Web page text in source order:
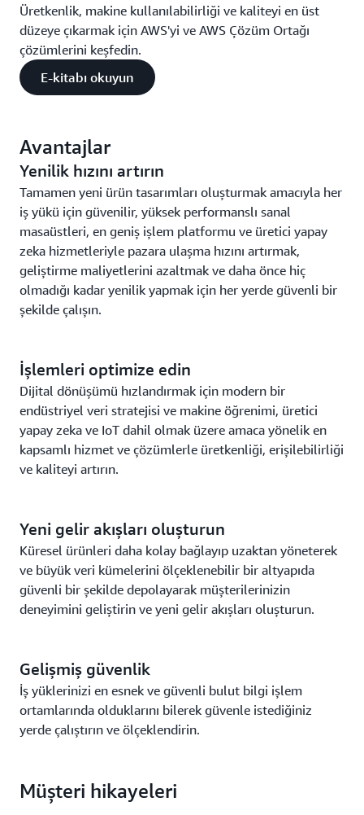
Üretkenlik, makine kullanılabilirliği ve kaliteyi en üst
düzeye çıkarmak için AWS'yi ve AWS Çözüm Ortağı
çözümlerini keşfedin.
E-kitabı okuyun
Avantajlar
Yenilik hızını artırın
Tamamen yeni ürün tasarımları oluşturmak amacıyla her
iş yükü için güvenilir, yüksek performanslı sanal
masaüstleri, en geniş işlem platformu ve üretici yapay
zeka hizmetleriyle pazara ulaşma hızını artırmak,
geliştirme maliyetlerini azaltmak ve daha önce hiç
olmadığı kadar yenilik yapmak için her yerde güvenli bir
şekilde çalışın.
İşlemleri optimize edin
Dijital dönüşümü hızlandırmak için modern bir
endüstriyel veri stratejisi ve makine öğrenimi, üretici
yapay zeka ve IoT dahil olmak üzere amaca yönelik en
kapsamlı hizmet ve çözümlerle üretkenliği, erişilebilirliği
ve kaliteyi artırın.
Yeni gelir akışları oluşturun
Küresel ürünleri daha kolay bağlayıp uzaktan yöneterek
ve büyük veri kümelerini ölçeklenebilir bir altyapıda
güvenli bir şekilde depolayarak müşterilerinizin
deneyimini geliştirin ve yeni gelir akışları oluşturun.
Gelişmiş güvenlik
İş yüklerinizi en esnek ve güvenli bulut bilgi işlem
ortamlarında olduklarını bilerek güvenle istediğiniz
yerde çalıştırın ve ölçeklendirin.
Müşteri hikayeleri